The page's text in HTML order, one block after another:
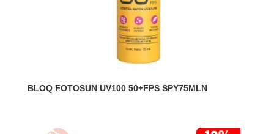
BLOQ FOTOSUN UV100 50+FPS SPY75MLN